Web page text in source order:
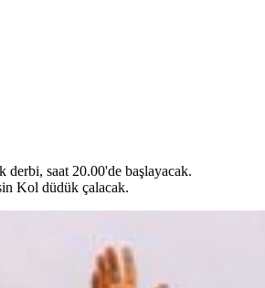
derbi, saat 20.00'de başlayacak.
Kol düdük çalacak.